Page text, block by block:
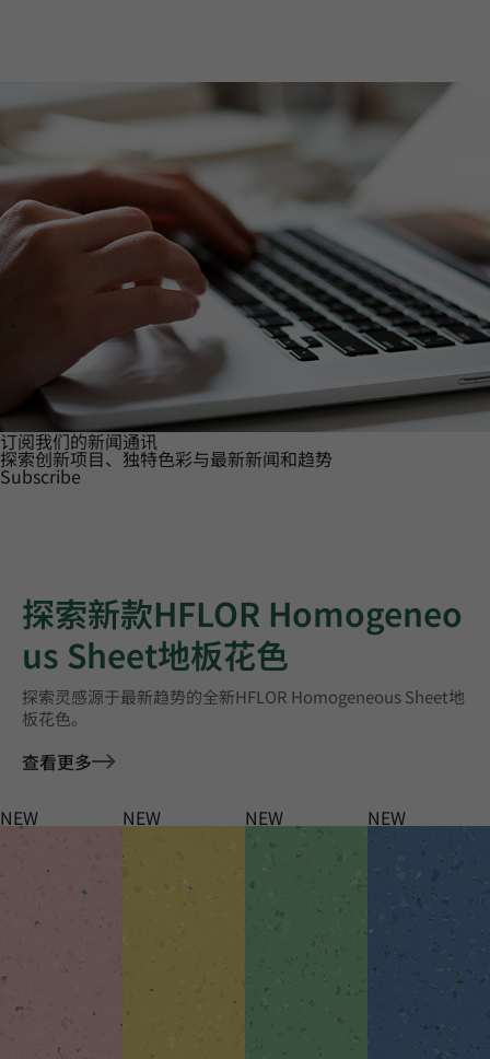
订阅我们的新闻通讯
探索创新项目、独特色彩与最新新闻和趋势
Subscribe
探索新款HFLOR Homogeneo
us Sheet地板花色
探索灵感源于最新趋势的全新HFLOR Homogeneous Sheet地
板花色。
查看更多
NEW NEW NEW NEW